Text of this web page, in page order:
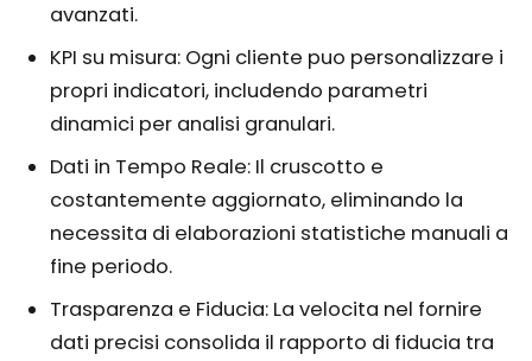
avanzati.
KPI su misura: Ogni cliente puo personalizzare i
propri indicatori, includendo parametri
dinamici per analisi granulari.
Dati in Tempo Reale: Il cruscotto e
costantemente aggiornato, eliminando la
necessita di elaborazioni statistiche manuali a
fine periodo.
Trasparenza e Fiducia: La velocita nel fornire
dati precisi consolida il rapporto di fiducia tra